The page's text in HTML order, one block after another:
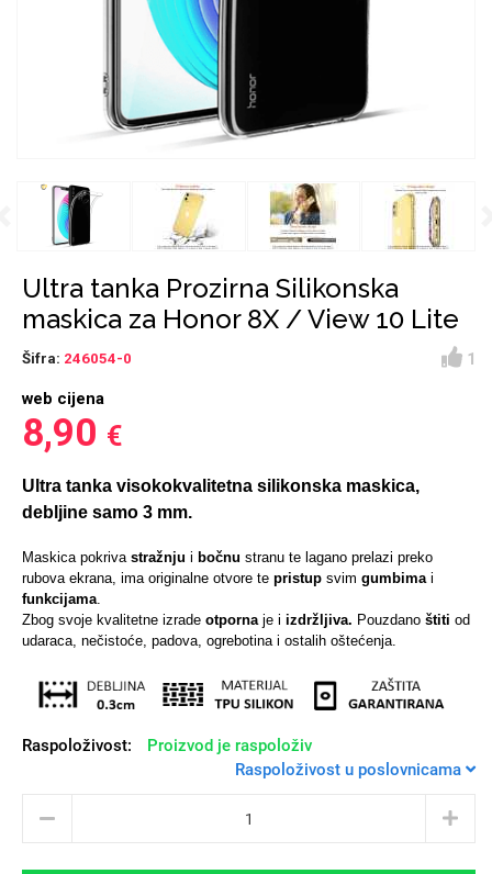
Previous
Ultra tanka Prozirna Silikonska
maskica za Honor 8X / View 10 Lite
Šifra: 246054-0
1
web cijena
8,90 €
Ultra tanka visokokvalitetna silikonska maskica,
debljine samo 3 mm.
Maskica pokriva stražnju i bočnu stranu te lagano prelazi preko
rubova ekrana, ima originalne otvore te pristup svim gumbimai
funkcijama.
Zbog svoje kvalitetne izrade otpornaje i izdržljiva. Pouzdano štiti od
udaraca, nečistoće, padova, ogrebotina i ostalih oštećenja.
Raspoloživost:
Proizvod je raspoloživ
Raspoloživost u poslovnicama
Croatos
Najprodavanije - TOP
Gym
Sleng Feel Good
Punjači za mobitel
Spigen maskice
Univerzalne futrole i
maskice
Preklopne maskice
Huawei
Ostali držači
AUX kablovi Adapteri za mobitel